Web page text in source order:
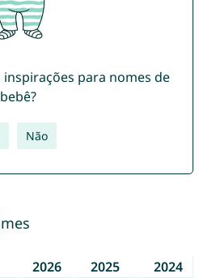
para nomes de
bebê?
Não
2026 2025
2024